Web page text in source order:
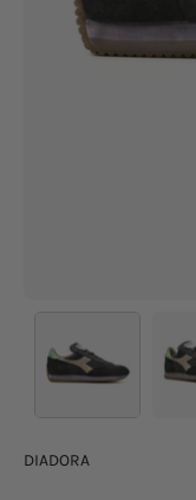
DIADORA